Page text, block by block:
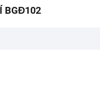
BGĐ102